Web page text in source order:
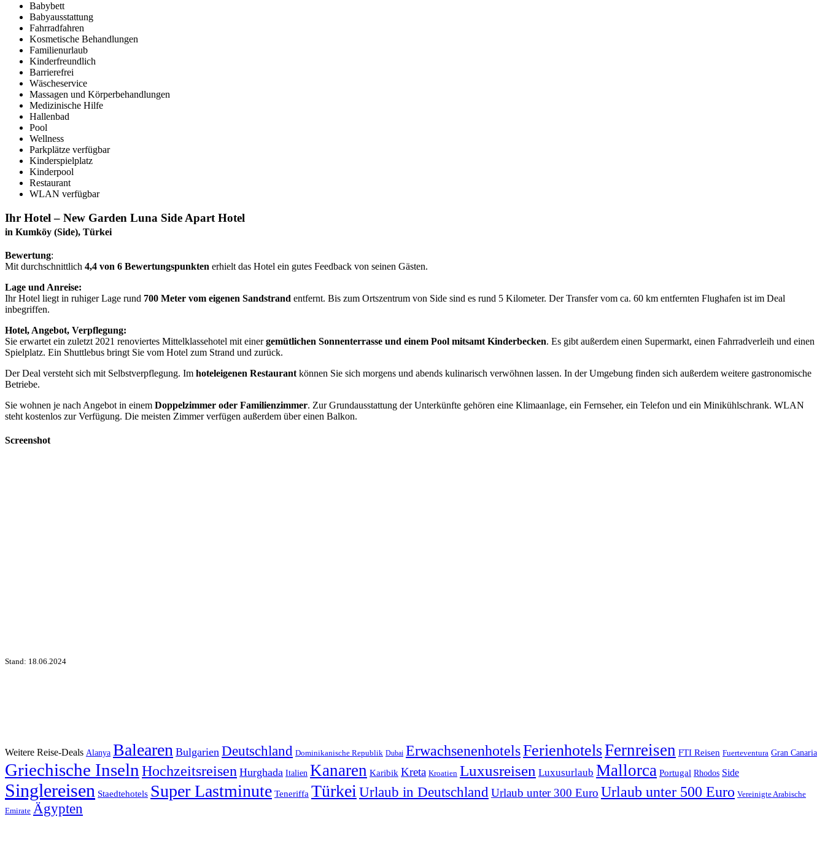
Babybett
Babyausstattung
Fahrradfahren
Kosmetische Behandlungen
Familienurlaub
Kinderfreundlich
Barrierefrei
Wäscheservice
Massagen und Körperbehandlungen
Medizinische Hilfe
Hallenbad
Pool
Wellness
Parkplätze verfügbar
Kinderspielplatz
Kinderpool
Restaurant
WLAN verfügbar
Ihr Hotel – New Garden Luna Side Apart Hotel
in Kumköy (Side), Türkei
Bewertung:
Mit durchschnittlich 4,4 von 6 Bewertungspunkten erhielt das Hotel ein gutes Feedback von seinen Gästen.
Lage und Anreise:
Ihr Hotel liegt in ruhiger Lage rund 700 Meter vom eigenen Sandstrand entfernt. Bis zum Ortszentrum von Side sind es rund 5 Kilometer. Der Transfer vom ca. 60 km entfernten Flughafen ist im Deal
inbegriffen.
Hotel, Angebot, Verpflegung:
Sie erwartet ein zuletzt 2021 renoviertes Mittelklassehotel mit einergemütlichen Sonnenterrasse und einem Pool mitsamt Kinderbecken. Es gibt außerdem einen Supermarkt, einen Fahrradverleih und einen
Spielplatz. Ein Shuttlebus bringt Sie vom Hotel zum Strand und zurück.
Der Deal versteht sich mit Selbstverpflegung. Im hoteleigenen Restaurant können Sie sich morgens und abends kulinarisch verwöhnen lassen. In der Umgebung finden sich außerdem weitere gastronomische
Betriebe.
Sie wohnen je nach Angebot in einem Doppelzimmer oder Familienzimmer. Zur Grundausstattung der Unterkünfte gehören eine Klimaanlage, ein Fernseher, ein Telefon und ein Minikühlschrank. WLAN
steht kostenlos zur Verfügung. Die meisten Zimmer verfügen außerdem über einen Balkon.
Screenshot
Stand: 18.06.2024
Weitere Reise-Deals Alanya Balearen Bulgarien Deutschland Dominikanische Republik Dubai ErwachsenenhotelsFerienhotelsFernreisen FTI Reisen Fuerteventura Gran Canaria
Griechische Inseln Hochzeitsreisen Hurghada Italien Kanaren Karibik Kreta Kroatien Luxusreisen Luxusurlaub Mallorca Portugal Rhodos Side
Singlereisen Staedtehotels Super Lastminute Teneriffa Türkei Urlaub in DeutschlandUrlaub unter 300 Euro Urlaub unter 500 Euro Vereinigte Arabische
Emirate Ägypten